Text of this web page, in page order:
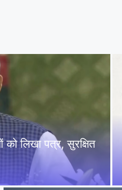
लिखा पत्र, सुरक्षित